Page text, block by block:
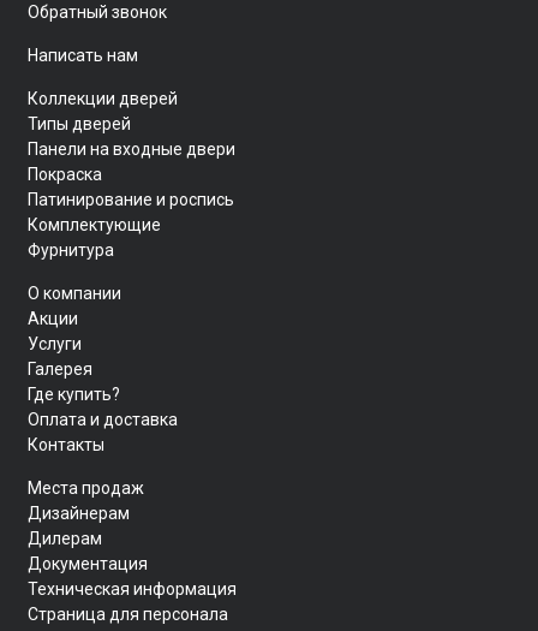
Обратный звонок
Написать нам
Коллекции дверей
Типы дверей
Панели на входные двери
Покраска
Патинирование и роспись
Комплектующие
Фурнитура
О компании
Акции
Услуги
Галерея
Где купить?
Оплата и доставка
Контакты
Места продаж
Дизайнерам
Дилерам
Документация
Техническая информация
Страница для персонала